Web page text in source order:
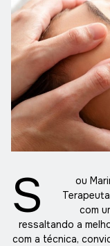
S
ou
com
ressaltando a
com a técnica,